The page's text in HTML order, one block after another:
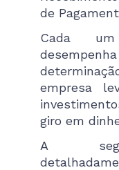
de
Cada
empresa
giro em
A